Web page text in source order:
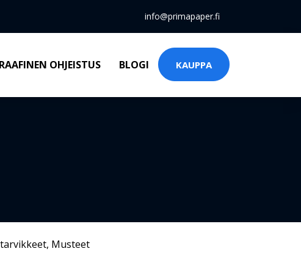
info@primapaper.fi
OHJEISTUS BLOGI KAUPPA
, Musteet